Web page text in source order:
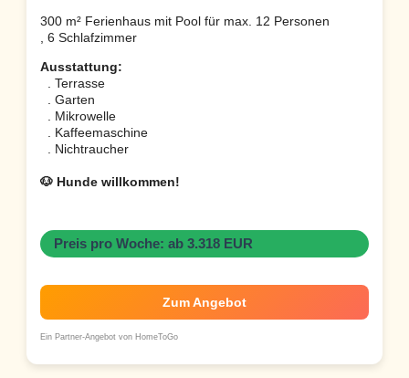
300 m² Ferienhaus mit Pool für max. 12 Personen
, 6 Schlafzimmer
Ausstattung:
. Terrasse
. Garten
. Mikrowelle
. Kaffeemaschine
. Nichtraucher
🐶 Hunde willkommen!
Preis pro Woche: ab 3.318 EUR
Zum Angebot
Ein Partner-Angebot von HomeToGo